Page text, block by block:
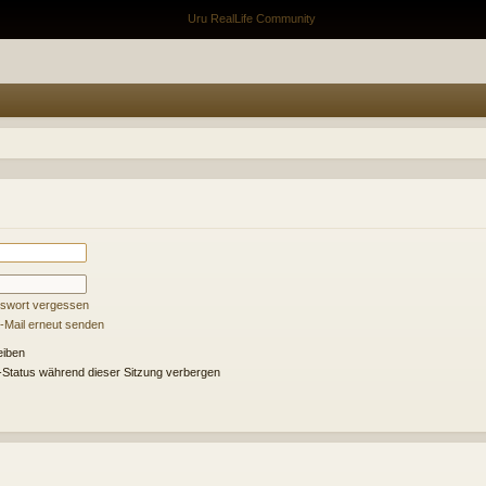
vergessen
Mail erneut senden
Status während dieser Sitzung verbergen